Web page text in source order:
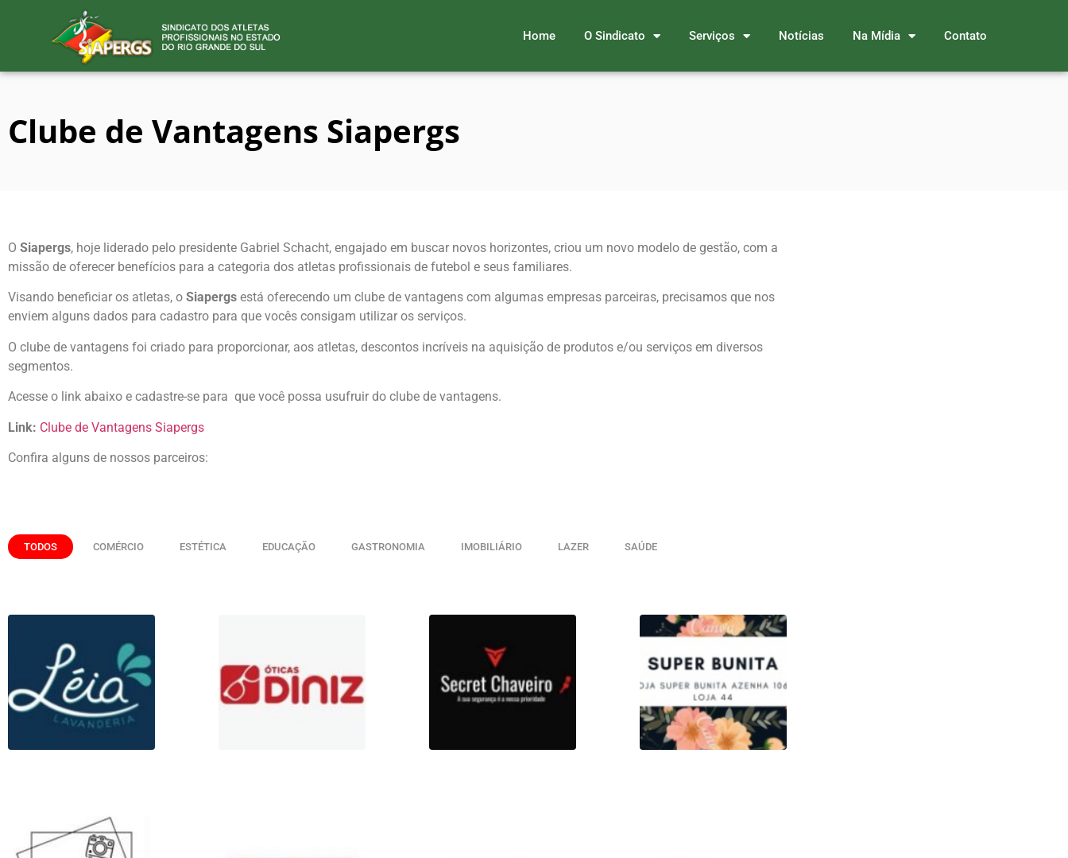
Home O Sindicato Serviços Notícias Na Mídia Contato
Clube de Vantagens Siapergs
O Siapergs, hoje liderado pelo presidente Gabriel Schacht, engajado em buscar novos horizontes, criou um novo modelo de gestão, com a
missão de oferecer benefícios para a categoria dos atletas profissionais de futebol e seus familiares.
Visando beneficiar os atletas, o Siapergs está oferecendo um clube de vantagens com algumas empresas parceiras, precisamos que nos
enviem alguns dados para cadastro para que vocês consigam utilizar os serviços.
O clube de vantagens foi criado para proporcionar, aos atletas, descontos incríveis na aquisição de produtos e/ou serviços em diversos
segmentos.
Acesse o link abaixo e cadastre-se para que você possa usufruir do clube de vantagens.
Link: Clube de Vantagens Siapergs
Confira alguns de nossos parceiros:
TODOS COMÉRCIO ESTÉTICA EDUCAÇÃO GASTRONOMIA IMOBILIÁRIO LAZER SAÚDE